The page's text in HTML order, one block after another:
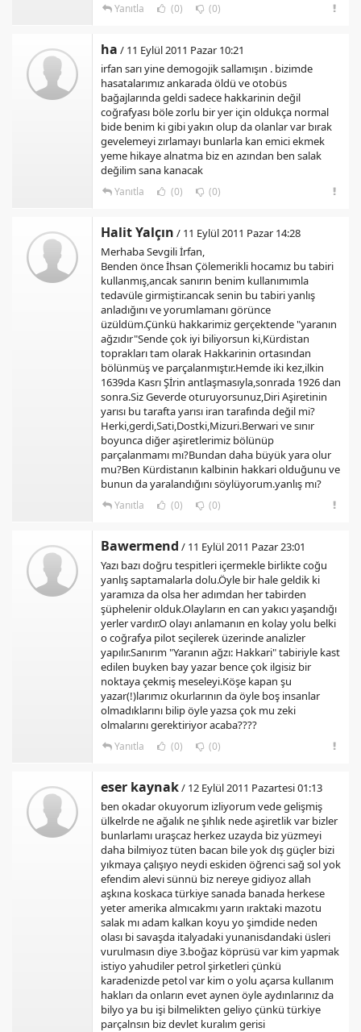
Yanıtla (0) (0)
ha / 11 Eylül 2011 Pazar 10:21
irfan sarı yine demogojik sallamışın . bizimde
hasatalarımız ankarada öldü ve otobüs
bağajlarında geldi sadece hakkarinin değil
coğrafyası böle zorlu bir yer için oldukça normal
bide benim ki gibi yakın olup da olanlar var bırak
gevelemeyi zırlamayı bunlarla kan emici ekmek
yeme hikaye alnatma biz en azından ben salak
değilim sana kanacak
Yanıtla (0) (0)
Halit Yalçın / 11 Eylül 2011 Pazar 14:28
Merhaba Sevgili İrfan,
Benden önce İhsan Çölemerikli hocamız bu tabiri
kullanmış,ancak sanırın benim kullanımımla
tedavüle girmiştir.ancak senin bu tabiri yanlış
anladığını ve yorumlamanı görünce
üzüldüm.Çünkü hakkarimiz gerçektende "yaranın
ağzıdır"Sende çok iyi biliyorsun ki,Kürdistan
toprakları tam olarak Hakkarinin ortasından
bölünmüş ve parçalanmıştır.Hemde iki kez,ilkin
1639da Kasrı Şİrin antlaşmasıyla,sonrada 1926 dan
sonra.Siz Geverde oturuyorsunuz,Diri Aşiretinin
yarısı bu tarafta yarısı iran tarafında değil mi?
Herki,gerdi,Sati,Dostki,Mizuri.Berwari ve sınır
boyunca diğer aşiretlerimiz bölünüp
parçalanmamı mı?Bundan daha büyük yara olur
mu?Ben Kürdistanın kalbinin hakkari olduğunu ve
bunun da yaralandığını söylüyorum.yanlış mı?
Yanıtla (0) (0)
Bawermend / 11 Eylül 2011 Pazar 23:01
Yazı bazı doğru tespitleri içermekle birlikte coğu
yanlış saptamalarla dolu.Öyle bir hale geldik ki
yaramıza da olsa her adımdan her tabirden
şüphelenir olduk.Olayların en can yakıcı yaşandığı
yerler vardır.O olayı anlamanın en kolay yolu belki
o coğrafya pilot seçilerek üzerinde analizler
yapılır.Sanırım "Yaranın ağzı: Hakkari" tabiriyle kast
edilen buyken bay yazar bence çok ilgisiz bir
noktaya çekmiş meseleyi.Köşe kapan şu
yazar(!)larımız okurlarının da öyle boş insanlar
olmadıklarını bilip öyle yazsa çok mu zeki
olmalarını gerektiriyor acaba????
Yanıtla (0) (0)
eser kaynak/ 12 Eylül 2011 Pazartesi 01:13
ben okadar okuyorum izliyorum vede gelişmiş
ülkelrde ne ağalık ne şıhlık nede aşiretlik var bizler
bunlarlamı uraşcaz herkez uzayda biz yüzmeyi
daha bilmiyoz tüten bacan bile yok dış güçler bizi
yıkmaya çalışıyo neydi eskiden öğrenci sağ sol yok
efendim alevi sünnü biz nereye gidiyoz allah
aşkına koskaca türkiye sanada banada herkese
yeter amerika almıcakmı yarın ıraktaki mazotu
salak mı adam kalkan koyu yo şimdide neden
olası bi savaşda italyadaki yunanisdandaki üsleri
vurulmasın diye 3.boğaz köprüsü var kim yapmak
istiyo yahudiler petrol şirketleri çünkü
karadenizde petol var kim o yolu açarsa kullanım
hakları da onların evet aynen öyle aydınlarınız da
bilyo ya bu işi bilmelikten geliyo çünkü türkiye
parçalnsın biz devlet kuralım gerisi